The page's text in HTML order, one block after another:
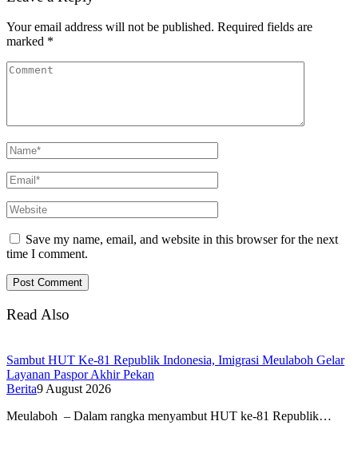
Your email address will not be published. Required fields are
marked *
Save my name, email, and website in this browser for the next
time I comment.
Read Also
Sambut HUT Ke-81 Republik Indonesia, Imigrasi Meulaboh Gelar
Layanan Paspor Akhir Pekan
Berita9 August 2026
Meulaboh – Dalam rangka menyambut HUT ke-81 Republik…